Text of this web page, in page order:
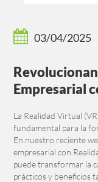
03/04/2025
Empresarial
La Realidad Virtual
fundamental para la
En nuestro reciente
empresarial con
puede transformar la
prácticos y beneficios